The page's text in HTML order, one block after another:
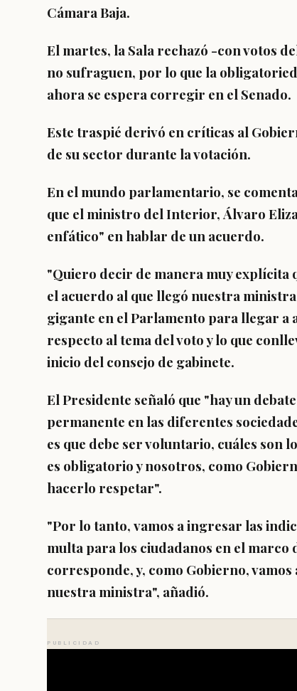
Cámara Baja.
El martes, la Sala rechazó -con votos
no sufraguen, por lo que la
ahora se espera corregir en el Senado.
Este traspié derivó en críticas al
de su sector durante la votación.
En el mundo parlamentario, se
que el ministro del Interior,Álvaro
enfático" en hablar de un acuerdo.
"Quiero decir de manera muy explícita
el acuerdo al que llegó nuestra
gigante en el Parlamento para llegar
respecto al tema del voto y lo que
inicio del consejo de gabinete.
El Presidente señaló que "hay un
permanente en las diferentes
es que debe ser voluntario, cuáles son
es obligatorio y nosotros, como
hacerlo respetar".
"Por lo tanto, vamos a ingresar las
multa para los ciudadanos en el
corresponde, y, como Gobierno,
nuestra ministra", añadió.
PUBLICIDAD